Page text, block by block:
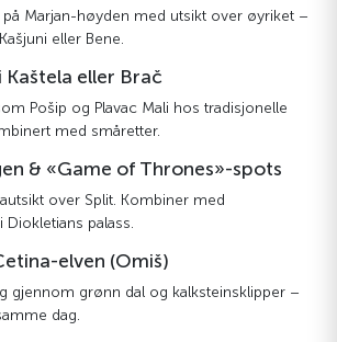
Marjan-høyden med utsikt over øyriket –
eller Bene.
Kaštela eller Brač
Pošip og Plavac Mali hos tradisjonelle
med småretter.
& «Game of Thrones»-spots
over Split. Kombiner med
palass.
elven (Omiš)
gjennom grønn dal og kalksteinsklipper –
dag.